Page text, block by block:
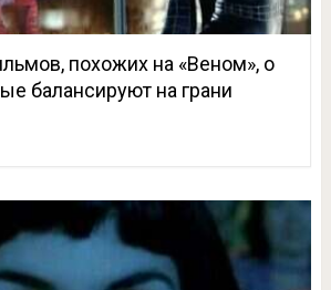
похожих на «Веном», о
балансируют на грани